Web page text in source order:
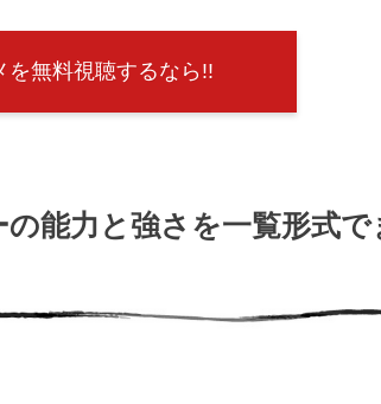
を無料視聴するなら!!
能力と強さを一覧形式で